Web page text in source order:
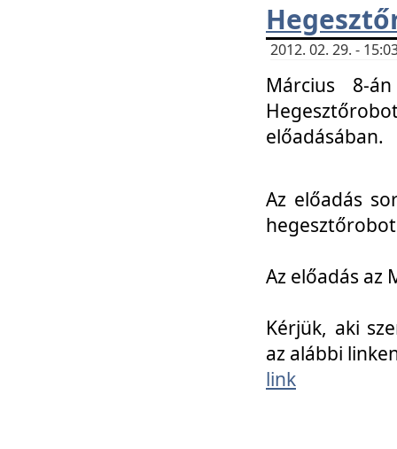
2012. 02. 29. -
Március 8-
előadásában.
Az előadás
Az előadás az
Kérjük, aki
az alábbi
link